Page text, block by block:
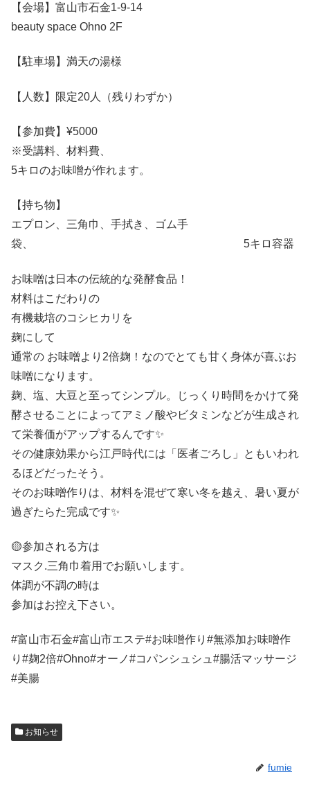
【会場】富山市石金1-9-14
beauty space Ohno 2F
【駐車場】満天の湯様
【人数】限定20人（残りわずか）
【参加費】¥5000
※受講料、材料費、
5キロのお味噌が作れます。
【持ち物】
エプロン、三角巾、手拭き、ゴム手
袋、 5キロ容器
お味噌は日本の伝統的な発酵食品！
材料はこだわりの
有機栽培のコシヒカリを
麹にして
通常の お味噌より2倍麹！なのでとても甘く身体が喜ぶお
味噌になります。
麹、塩、大豆と至ってシンプル。じっくり時間をかけて発
酵させることによってアミノ酸やビタミンなどが生成され
て栄養価がアップするんです✨
その健康効果から江戸時代には「医者ごろし」ともいわれ
るほどだったそう。
そのお味噌作りは、材料を混ぜて寒い冬を越え、暑い夏が
過ぎたらた完成です✨
🟡参加される方は
マスク.三角巾着用でお願いします。
体調が不調の時は
参加はお控え下さい。
#富山市石金#富山市エステ#お味噌作り#無添加お味噌作
り#麹2倍#Ohno#オーノ#コパンシュシュ#腸活マッサージ
#美腸
お知らせ
fumie